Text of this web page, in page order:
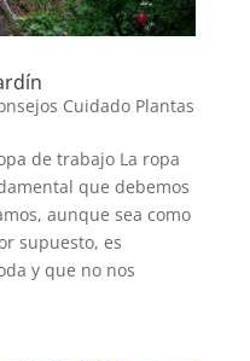
Cuidado Plantas
de trabajo La ropa
que debemos
aunque sea como
supuesto, es
y que no nos